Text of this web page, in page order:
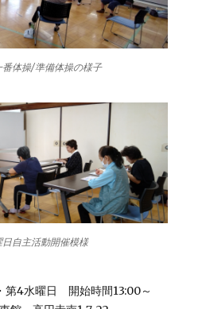
体操/準備体操の様子
日自主活動開催模様
第4水曜日 開始時間13:00～